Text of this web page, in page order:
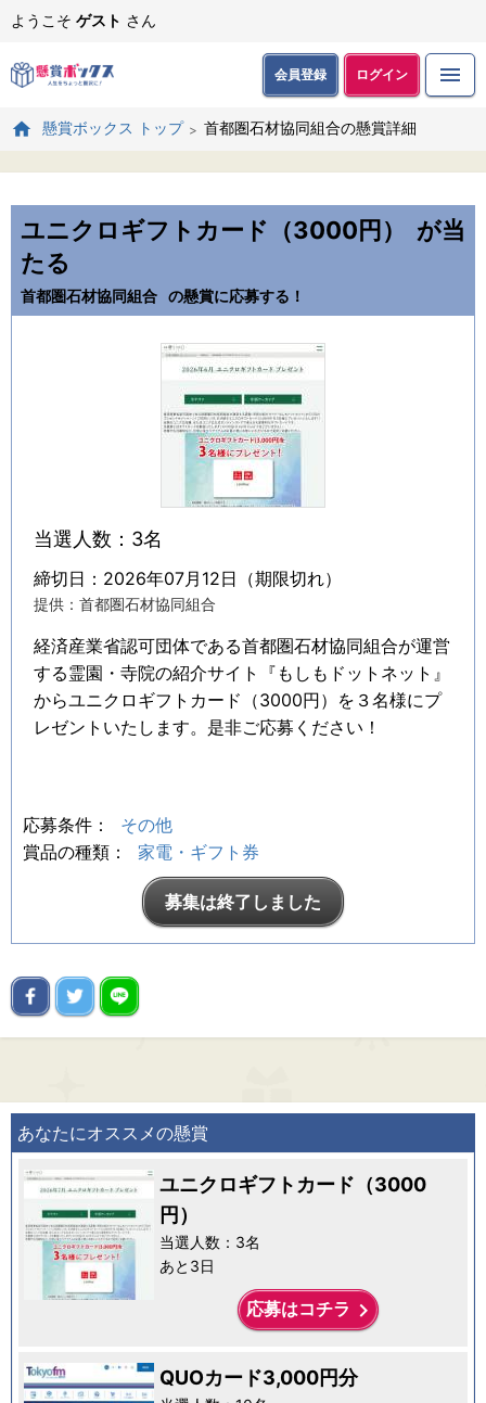
ようこそ ゲスト さん
会員登録 ログイン
懸賞ボックス トップ 首都圏石材協同組合の懸賞詳細
ユニクロギフトカード（3000円）
が当
たる
首都圏石材協同組合 の懸賞に応募する！
当選人数：3名
締切日：2026年07月12日（期限切れ）
提供：首都圏石材協同組合
経済産業省認可団体である首都圏石材協同組合が運営
する霊園・寺院の紹介サイト『もしもドットネット』
からユニクロギフトカード（3000円）を３名様にプ
レゼントいたします。是非ご応募ください！
応募条件：
その他
賞品の種類：
家電・ギフト券
募集は終了しました
あなたにオススメの懸賞
ユニクロギフトカード（3000
円）
当選人数：3名
あと3日
応募はコチラ keyboard_arrow_right
QUOカード3,000円分